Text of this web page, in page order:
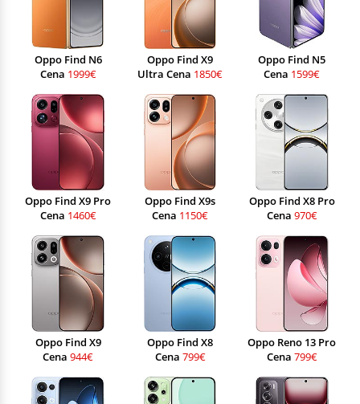
Oppo Find N6
Cena 1999€
Oppo Find X9
Ultra Cena 1850€
Oppo Find N5
Cena 1599€
Oppo Find X9 Pro
Cena 1460€
Oppo Find X9s
Cena 1150€
Oppo Find X8 Pro
Cena 970€
Oppo Find X9
Cena 944€
Oppo Find X8
Cena 799€
Oppo Reno 13 Pro
Cena 799€